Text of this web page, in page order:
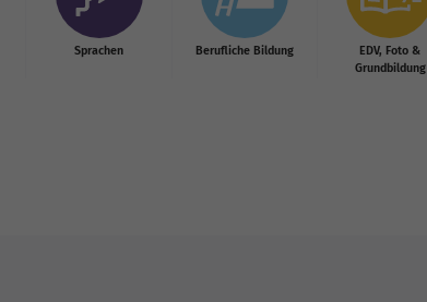
Sprachen Berufliche Bildung
EDV, Foto &
Grundbildung